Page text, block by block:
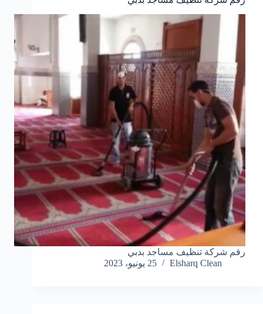
رقم شركة تنظيف مساجد بدبي
Elsharq Clean
25 يونيو، 2023